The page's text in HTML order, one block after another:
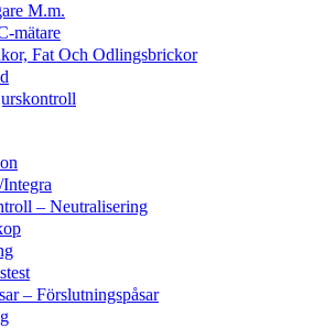
M.m.
mätare
Fat Och Odlingsbrickor
– Neutralisering
– Förslutningspåsar